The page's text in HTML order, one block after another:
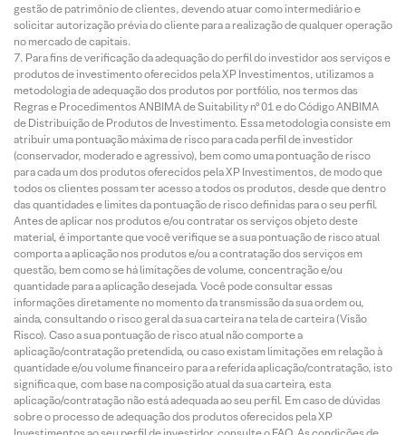
gestão de patrimônio de clientes, devendo atuar como intermediário e
solicitar autorização prévia do cliente para a realização de qualquer operação
no mercado de capitais.
Para fins de verificação da adequação do perfil do investidor aos serviços e
produtos de investimento oferecidos pela XP Investimentos, utilizamos a
metodologia de adequação dos produtos por portfólio, nos termos das
Regras e Procedimentos ANBIMA de Suitability nº 01 e do Código ANBIMA
de Distribuição de Produtos de Investimento. Essa metodologia consiste em
atribuir uma pontuação máxima de risco para cada perfil de investidor
(conservador, moderado e agressivo), bem como uma pontuação de risco
para cada um dos produtos oferecidos pela XP Investimentos, de modo que
todos os clientes possam ter acesso a todos os produtos, desde que dentro
das quantidades e limites da pontuação de risco definidas para o seu perfil.
Antes de aplicar nos produtos e/ou contratar os serviços objeto deste
material, é importante que você verifique se a sua pontuação de risco atual
comporta a aplicação nos produtos e/ou a contratação dos serviços em
questão, bem como se há limitações de volume, concentração e/ou
quantidade para a aplicação desejada. Você pode consultar essas
informações diretamente no momento da transmissão da sua ordem ou,
ainda, consultando o risco geral da sua carteira na tela de carteira (Visão
Risco). Caso a sua pontuação de risco atual não comporte a
aplicação/contratação pretendida, ou caso existam limitações em relação à
quantidade e/ou volume financeiro para a referida aplicação/contratação, isto
significa que, com base na composição atual da sua carteira, esta
aplicação/contratação não está adequada ao seu perfil. Em caso de dúvidas
sobre o processo de adequação dos produtos oferecidos pela XP